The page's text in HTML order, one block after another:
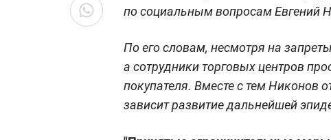
по социальным вопросам Евгений
По его словам, несмотря на
а сотрудники торговых центров
покупателя. Вместе с тем Никонов
зависит развитие дальнейшей